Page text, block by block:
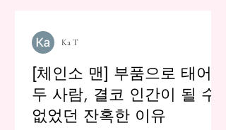
[체인소 맨] 부품으로 태어난
두 사람, 결코 인간이 될 수
없었던 잔혹한 이유
Ka T